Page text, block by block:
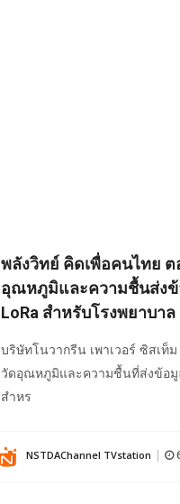
พลังวิทย์ คิดเพื่อคนไทย ต
อุณหภูมิและความชื้นส่ง
LoRa สำหรับโรงพยาบาล
บริษัทโนวากรีน เพาเวอร์ ซิสเท็
วัดอุณหภูมิและความชื้นที่ส่งข้อมู
สำหร
NSTDAChannel TVstation